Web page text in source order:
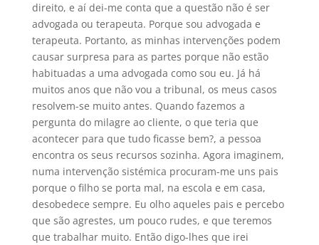
direito, e aí dei-me conta que a questão não é ser
advogada ou terapeuta. Porque sou advogada e
terapeuta. Portanto, as minhas intervenções podem
causar surpresa para as partes porque não estão
habituadas a uma advogada como sou eu. Já há
muitos anos que não vou a tribunal, os meus casos
resolvem-se muito antes. Quando fazemos a
pergunta do milagre ao cliente, o que teria que
acontecer para que tudo ficasse bem?, a pessoa
encontra os seus recursos sozinha. Agora imaginem,
numa intervenção sistémica procuram-me uns pais
porque o filho se porta mal, na escola e em casa,
desobedece sempre. Eu olho aqueles pais e percebo
que são agrestes, um pouco rudes, e que teremos
que trabalhar muito. Então digo-lhes que irei